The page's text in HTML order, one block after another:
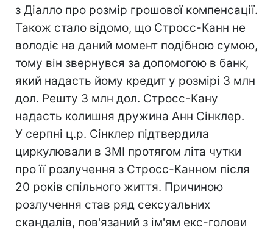
з Діалло про розмір грошової компенсації.
Також стало відомо, що Стросс-Канн не
володіє на даний момент подібною сумою,
тому він звернувся за допомогою в банк,
який надасть йому кредит у розмірі 3 млн
дол. Решту 3 млн дол. Стросс-Кану
надасть колишня дружина Анн Сінклер.
У серпні ц.р. Сінклер підтвердила
циркулювали в ЗМІ протягом літа чутки
про її розлучення з Стросс-Канном після
20 років спільного життя. Причиною
розлучення став ряд сексуальних
скандалів, пов'язаний з ім'ям екс-голови